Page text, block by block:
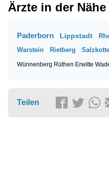
Ärzte in der
Paderborn Lippstadt
Warstein
Rietberg
Wünnenberg Rüthen Erwitte
Teilen